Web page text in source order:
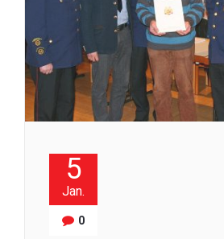
5
Jan.
0